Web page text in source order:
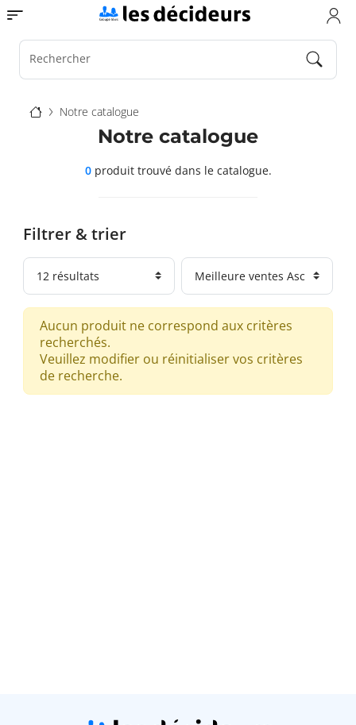
Aller
au
contenu
principal
Toggle navigation
Rechercher
Fil
d'Ariane
Notre catalogue
Filtrer & trier
Notre catalogue
0produit trouvédans le catalogue.
Aucun produit ne correspond aux critères
recherchés.
Veuillez modifier ou réinitialiser vos critères
de recherche.